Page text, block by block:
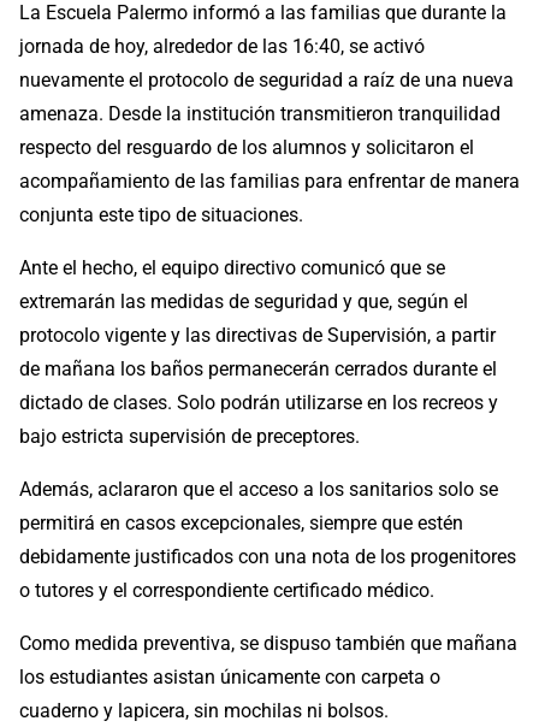
La Escuela Palermo informó a las familias que durante la
jornada de hoy, alrededor de las 16:40, se activó
nuevamente el protocolo de seguridad a raíz de una nueva
amenaza. Desde la institución transmitieron tranquilidad
respecto del resguardo de los alumnos y solicitaron el
acompañamiento de las familias para enfrentar de manera
conjunta este tipo de situaciones.
Ante el hecho, el equipo directivo comunicó que se
extremarán las medidas de seguridad y que, según el
protocolo vigente y las directivas de Supervisión, a partir
de mañana los baños permanecerán cerrados durante el
dictado de clases. Solo podrán utilizarse en los recreos y
bajo estricta supervisión de preceptores.
Además, aclararon que el acceso a los sanitarios solo se
permitirá en casos excepcionales, siempre que estén
debidamente justificados con una nota de los progenitores
o tutores y el correspondiente certificado médico.
Como medida preventiva, se dispuso también que mañana
los estudiantes asistan únicamente con carpeta o
cuaderno y lapicera, sin mochilas ni bolsos.